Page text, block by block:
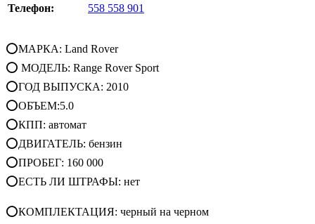
Телефон:
558 558 901
⭕МАРКА: Land Rover
⭕ МОДЕЛЬ: Range Rover Sport
⭕ГОД ВЫПУСКА: 2010
⭕ОБЪЕМ:5.0
⭕КПП: автомат
⭕ДВИГАТЕЛЬ: бензин
⭕ПРОБЕГ: 160 000
⭕ЕСТЬ ЛИ ШТРАФЫ: нет
⭕КОМПЛЕКТАЦИЯ: черный на черном